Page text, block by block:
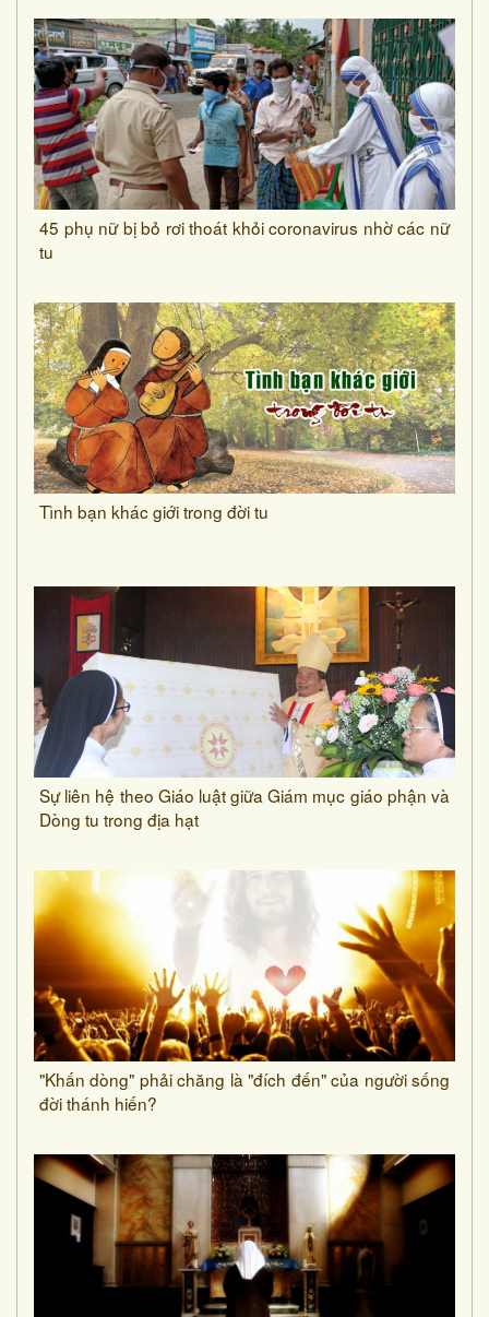
45 phụ nữ bị bỏ rơi thoát khỏi coronavirus nhờ các nữ
tu
Tình bạn khác giới trong đời tu
Sự liên hệ theo Giáo luật giữa Giám mục giáo phận và
Dòng tu trong địa hạt
"Khấn dòng" phải chăng là "đích đến" của người sống
đời thánh hiến?